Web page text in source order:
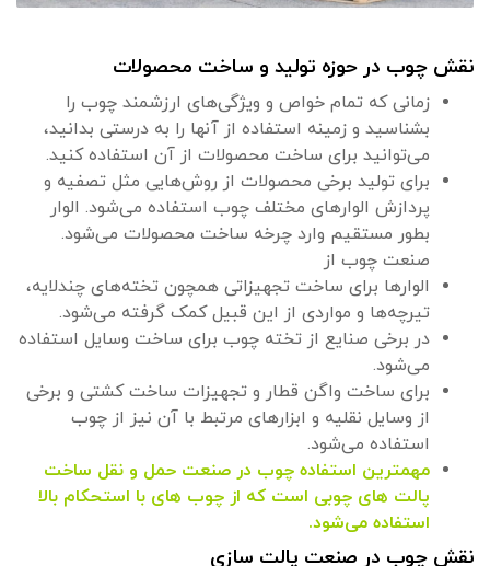
نقش چوب در حوزه تولید و ساخت محصولات
زمانی که تمام خواص و ویژگی‌های ارزشمند چوب را
بشناسید و زمینه استفاده از آنها را به درستی بدانید،
می‌توانید برای ساخت محصولات از آن استفاده کنید.
برای تولید برخی محصولات از روش‌هایی مثل تصفیه و
پردازش الوارهای مختلف چوب استفاده می‌شود. الوار
بطور مستقیم وارد چرخه ساخت محصولات می‌شود.
صنعت چوب از
الوارها برای ساخت تجهیزاتی همچون تخته‌های چندلایه،
تیرچه‌ها و مواردی از این قبیل کمک گرفته می‌شود.
در برخی صنایع از تخته چوب برای ساخت وسایل استفاده
می‌شود.
برای ساخت واگن قطار و تجهیزات ساخت کشتی و برخی
از وسایل نقلیه و ابزارهای مرتبط با آن نیز از چوب
استفاده می‌شود.
مهمترین استفاده چوب در صنعت حمل و نقل ساخت
پالت های چوبی است که از چوب های با استحکام بالا
استفاده می‌شود.
نقش چوب در صنعت پالت سازی